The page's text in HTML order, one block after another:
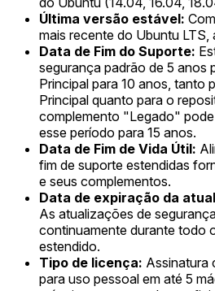
Última versão estável:
mais recente do Ubuntu
Data de Fim do Suporte:
segurança padrão de 5 anos
Principal para 10 anos, tanto
Principal quanto para o
complemento "Legado"
esse período para 15 anos.
Data de Fim de Vida Útil:
fim de suporte estendidas
e seus complementos.
Data de expiração da
As atualizações de
continuamente durante todo
estendido.
Tipo de licença: Assinatura
para uso pessoal em até 5